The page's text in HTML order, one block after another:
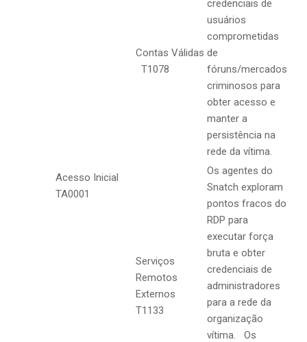
Acesso Inicial
TA0001
Contas Válidas
T1078
credenciais de
usuários
comprometidas
de
fóruns/mercados
criminosos para
obter acesso e
manter a
persistência na
rede da vítima.
Serviços
Remotos
Externos
T1133
Os agentes do
Snatch exploram
pontos fracos do
RDP para
executar força
bruta e obter
credenciais de
administradores
para a rede da
organização
vítima. Os